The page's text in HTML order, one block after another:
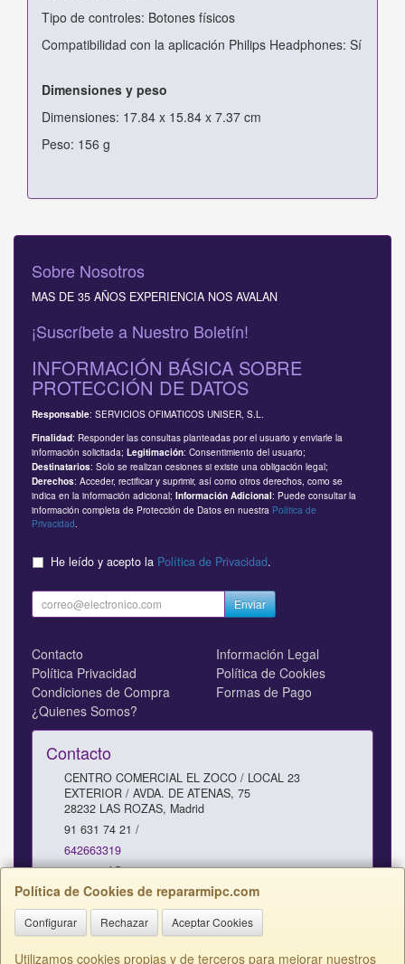
Tipo de controles: Botones físicos
Compatibilidad con la aplicación Philips Headphones: Sí
Dimensiones y peso
Dimensiones: 17.84 x 15.84 x 7.37 cm
Peso: 156 g
Política de Cookies de repararmipc.com
Configurar Rechazar Aceptar Cookies
Utilizamos cookies propias y de terceros para mejorar nuestros
Sobre Nosotros
MAS DE 35 AÑOS EXPERIENCIA NOS AVALAN
¡Suscríbete a Nuestro Boletín!
INFORMACIÓN BÁSICA SOBRE
PROTECCIÓN DE DATOS
Responsable: SERVICIOS OFIMATICOS UNISER, S.L.
Finalidad: Responder las consultas planteadas por el usuario y enviarle la
información solicitada; Legitimación: Consentimiento del usuario;
Destinatarios: Solo se realizan cesiones si existe una obligación legal;
Derechos: Acceder, rectificar y suprimir, así como otros derechos, como se
indica en la información adicional; Información Adicional: Puede consultar la
información completa de Protección de Datos en nuestra Política de
Privacidad
He leído y acepto la Política de Privacidad.
Enviar
Contacto
Información Legal
Política Privacidad
Política de Cookies
Condiciones de Compra
Formas de Pago
¿Quienes Somos?
Contacto
CENTRO COMERCIAL EL ZOCO / LOCAL 23
EXTERIOR / AVDA. DE ATENAS, 75
28232 LAS ROZAS, Madrid
91 631 74 21 /
642663319
comercial@repararmipc.com
Horario
10 - 12,30 / 17 - 19H SABADOS 11 - 13H